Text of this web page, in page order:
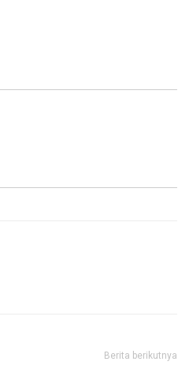
Berita berikutnya